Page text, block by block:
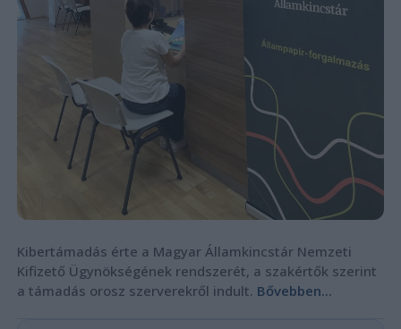
Kibertámadás érte a Magyar Államkincstár Nemzeti
Kifizető Ügynökségének rendszerét, a szakértők szerint
a támadás orosz szerverekről indult. Bővebben...